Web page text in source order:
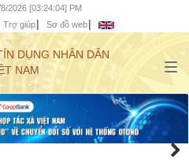
2026 [03:24:06] PM
Trợ giúp Sơ đồ web
DỤNG NHÂN DÂN
NAM